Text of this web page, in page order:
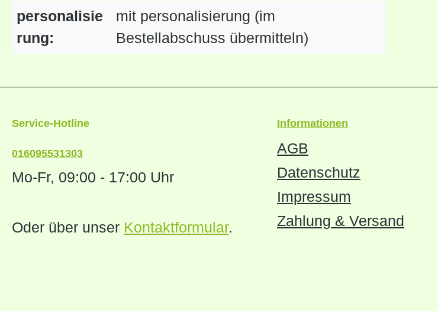
personalisie
rung:
mit personalisierung (im
Bestellabschuss übermitteln)
Service-Hotline
016095531303
Mo-Fr, 09:00 - 17:00 Uhr
Oder über unser Kontaktformular.
Informationen
AGB
Datenschutz
Impressum
Zahlung & Versand